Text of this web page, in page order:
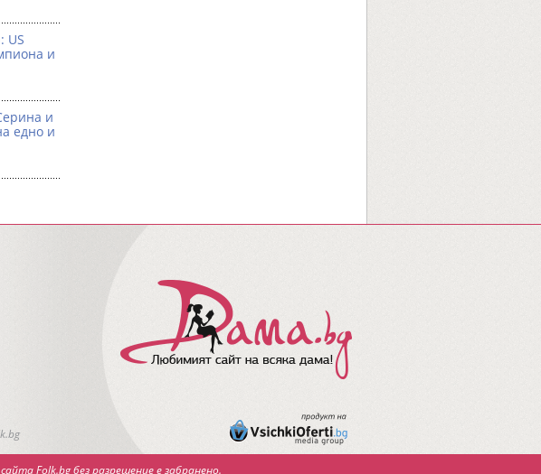
US
и
и
едно и
Folk.bg без разрешение е забранено.